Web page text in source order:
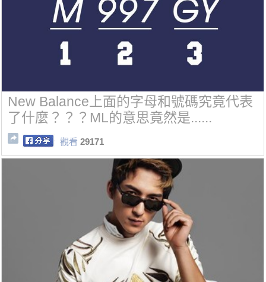
New Balance上面的字母和號碼究竟代表
了什麼？？？ML的意思竟然是......
觀看 29171